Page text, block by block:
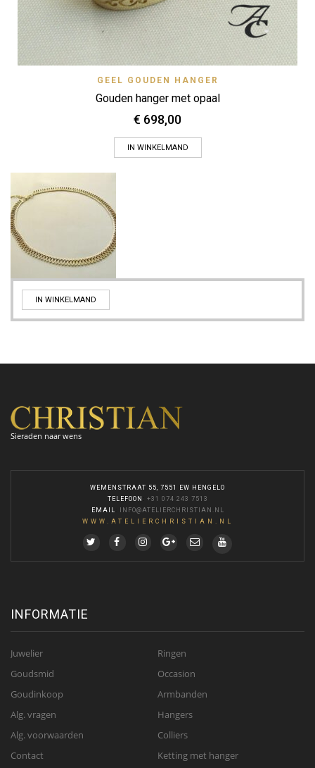
GEEL GOUDEN HANGER
Gouden hanger met opaal
€ 698,00
IN WINKELMAND
IN WINKELMAND
Sieraden naar wens
WEMENSTRAAT 55, 7551 EW HENGELO
TELEFOON
+31 074 243 7513
EMAIL
INFO@ATELIERCHRISTIAN.NL
WWW.ATELIERCHRISTIAN.NL
INFORMATIE
Juwelier
Goudsmid
Goudinkoop
Alg. vragen
Alg. voorwaarden
Contact
Ringen
Occasion
Armbanden
Hangers
Colliers
Ketting met hanger